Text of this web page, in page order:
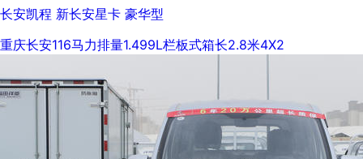
长安凯程 新长安星卡 豪华型
重庆长安116马力排量1.499L栏板式箱长2.8米4X2